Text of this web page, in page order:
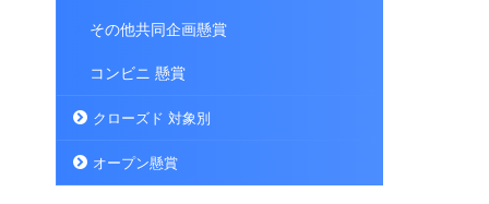
その他共同企画懸賞
コンビニ 懸賞
クローズド 対象別
オープン懸賞